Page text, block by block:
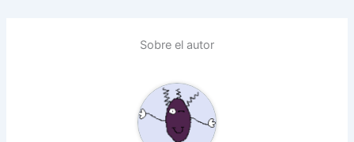
Sobre el autor